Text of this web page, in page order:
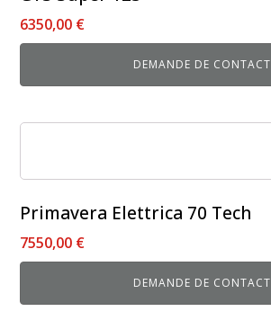
6350,00 €
DEMANDE DE CONTACT
Les
options
être
page
du
Primavera Elettrica 70 Tech
7550,00 €
DEMANDE DE CONTACT
a
variations.
Les
options